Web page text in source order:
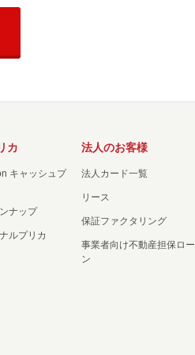
カ
キャッシュプ
ナップ
ルプリカ
法人のお客様
法人カード一覧
リース
保証ファクタリング
事業者向け不動産担保ロー
ン